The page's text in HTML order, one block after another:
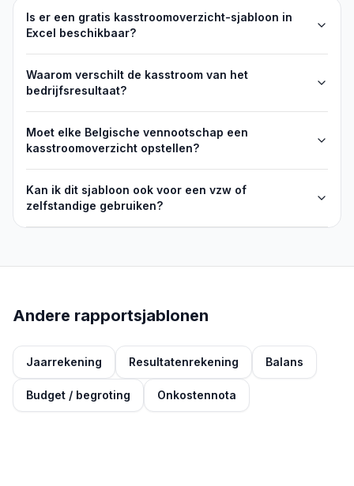
Is er een gratis kasstroomoverzicht-sjabloon in
Excel beschikbaar?
Waarom verschilt de kasstroom van het
bedrijfsresultaat?
Moet elke Belgische vennootschap een
kasstroomoverzicht opstellen?
Kan ik dit sjabloon ook voor een vzw of
zelfstandige gebruiken?
Andere rapportsjablonen
Jaarrekening Resultatenrekening Balans
Budget / begroting Onkostennota